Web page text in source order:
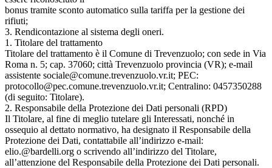
bonus tramite sconto automatico sulla tariffa per la gestione dei
rifiuti;
3. Rendicontazione al sistema degli oneri.
1. Titolare del trattamento
Titolare del trattamento è il Comune di Trevenzuolo; con sede in Via
Roma n. 5; cap. 37060; città Trevenzuolo provincia (VR); e-mail
assistente sociale@comune.trevenzuolo.vr.it; PEC:
protocollo@pec.comune.trevenzuolo.vr.it; Centralino: 0457350288
(di seguito: Titolare).
2. Responsabile della Protezione dei Dati personali (RPD)
Il Titolare, al fine di meglio tutelare gli Interessati, nonché in
ossequio al dettato normativo, ha designato il Responsabile della
Protezione dei Dati, contattabile all’indirizzo e-mail:
elio.@bardelli.org o scrivendo all’indirizzo del Titolare,
all’attenzione del Responsabile della Protezione dei Dati personali.